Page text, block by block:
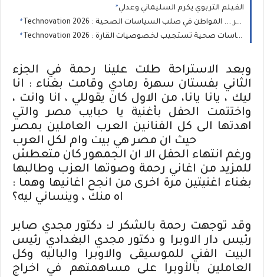
الفيلم التربوي يكرم السليماني وعدلي
Technovation 2026 : المعلومة، المستهلك والحد من المخاطر ... المواطن في صلب السياسات الصحية
Technovation 2026 : السيادة الصحية في إفريقيا... نحو سياسات صحية تستجيب لخصوصيات القارة
وبعد الاستراحة طلت علينا رحمة في الجزء
الثاني بفستان سهرة رمادي وقامت بغناء : انا
ليك ، يانا يانا، من الاول كان يقوللي ، انا وانت ،
واختتمت الحفل بأغنية يا حبايب مصر والتي
اهدتها الى كل الفنانين العرب العاملين بمصر
ورغم انتهاء الحفل الا ان الجمهور كان متعطش
للمزيد من اغاني رحمة وصوتها العزب وطالبها
بغناء اغنيتين مرة اخرى من انجح اغانيها وهما :
اه منك ، وينساني ليه؟
وقد توجهت رحمة بالشكر لـ: دكتور مجدي صابر
رئيس دار الاوبرا و دكتور مجدي البغدادي رئيس
البيت الفني للموسيقى والاوبرا والباليه وكل
العاملين بالأوبرا على مساهمتهم في اخراج